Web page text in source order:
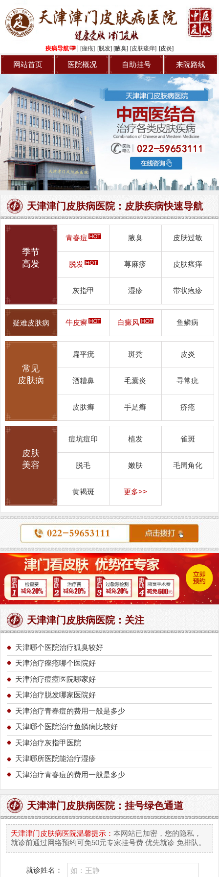
疾病导航 [痤疮] [脱发] [腋臭] [皮肤瘙痒] [皮炎]
网站首页 医院概况 自助挂号 来院路线
天津津门皮肤病医院：皮肤疾病快速导航
季节
高发
青春痘 腋臭 皮肤过敏
脱发 荨麻疹 皮肤瘙痒
灰指甲 湿疹 带状疱疹
疑难皮肤病 牛皮癣 白癜风 鱼鳞病
常见
皮肤病
扁平疣 斑秃 皮炎
酒糟鼻 毛囊炎 寻常疣
皮肤癣 手足癣 疥疮
皮肤
美容
痘坑痘印 植发 雀斑
脱毛 嫩肤 毛周角化
黄褐斑 更多>>
天津津门皮肤病医院：关注
天津哪个医院治疗狐臭较好
天津治疗痤疮哪个医院好
天津治疗痘痘医院哪家好
天津治疗脱发哪家医院好
天津治疗青春痘的费用一般是多少
天津哪个医院治疗鱼鳞病比较好
天津治疗灰指甲医院
天津哪所医院能治疗湿疹
天津治疗青春痘的费用一般是多少
天津津门皮肤病医院：挂号绿色通道
天津津门皮肤病医院温馨提示：本网站已加密，您的隐私，
就诊前通过网络预约可免50元专家挂号费 优先就诊 免排队。
就诊姓名：
家介绍
院路线
青春痘
牛皮癣
皮炎
腋臭